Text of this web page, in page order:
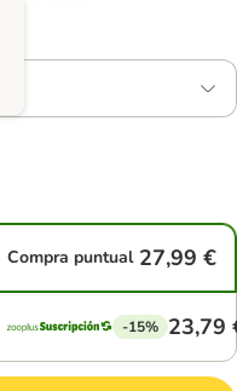
Compra puntual 27,99 €
-15% 23,79